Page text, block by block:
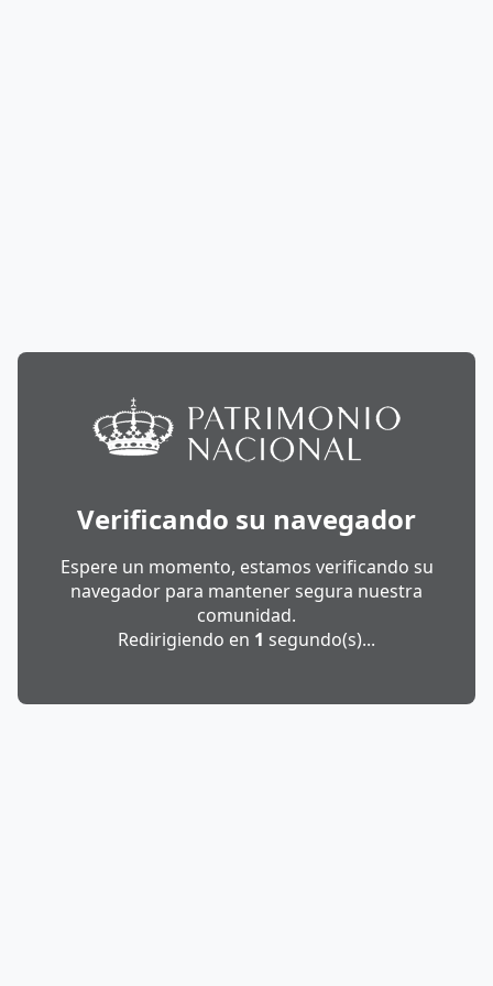
Verificando su navegador
Espere un momento, estamos verificando su
navegador para mantener segura nuestra
comunidad.
Redirigiendo en 1 segundo(s)...